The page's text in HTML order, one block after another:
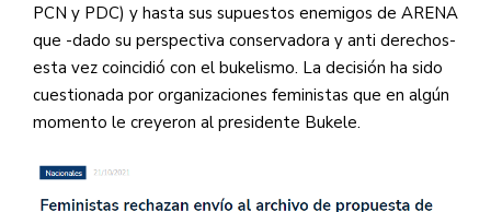
PCN y PDC) y hasta sus supuestos enemigos de ARENA
que -dado su perspectiva conservadora y anti derechos-
esta vez coincidió con el bukelismo. La decisión ha sido
cuestionada por organizaciones feministas que en algún
momento le creyeron al presidente Bukele.